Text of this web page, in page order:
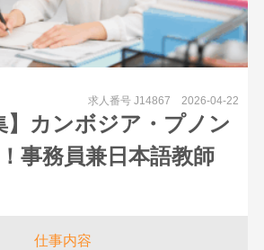
】カンボジア・プノン
事務員兼日本語教師
求人番号 J14867 2026-04-22
仕事内容